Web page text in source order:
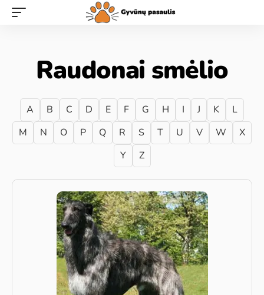
Raudonai smėlio
A B C D E F G H I J K
L
M
N O P Q R S T U V W
X
Y
Z